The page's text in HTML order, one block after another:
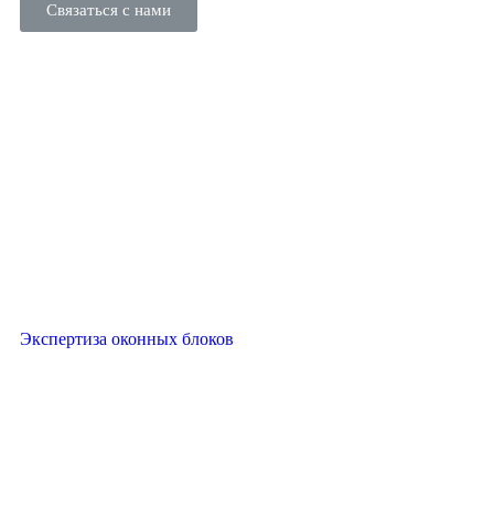
Связаться с нами
Экспертиза оконных блоков